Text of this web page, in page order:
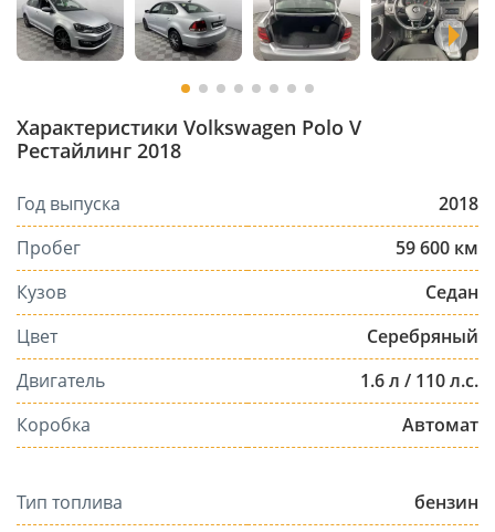
Характеристики Volkswagen Polo V
Рестайлинг 2018
Год выпуска
2018
Пробег
59 600 км
Кузов
Седан
Цвет
Серебряный
Двигатель
1.6 л / 110 л.с.
Коробка
Автомат
Тип топлива
бензин